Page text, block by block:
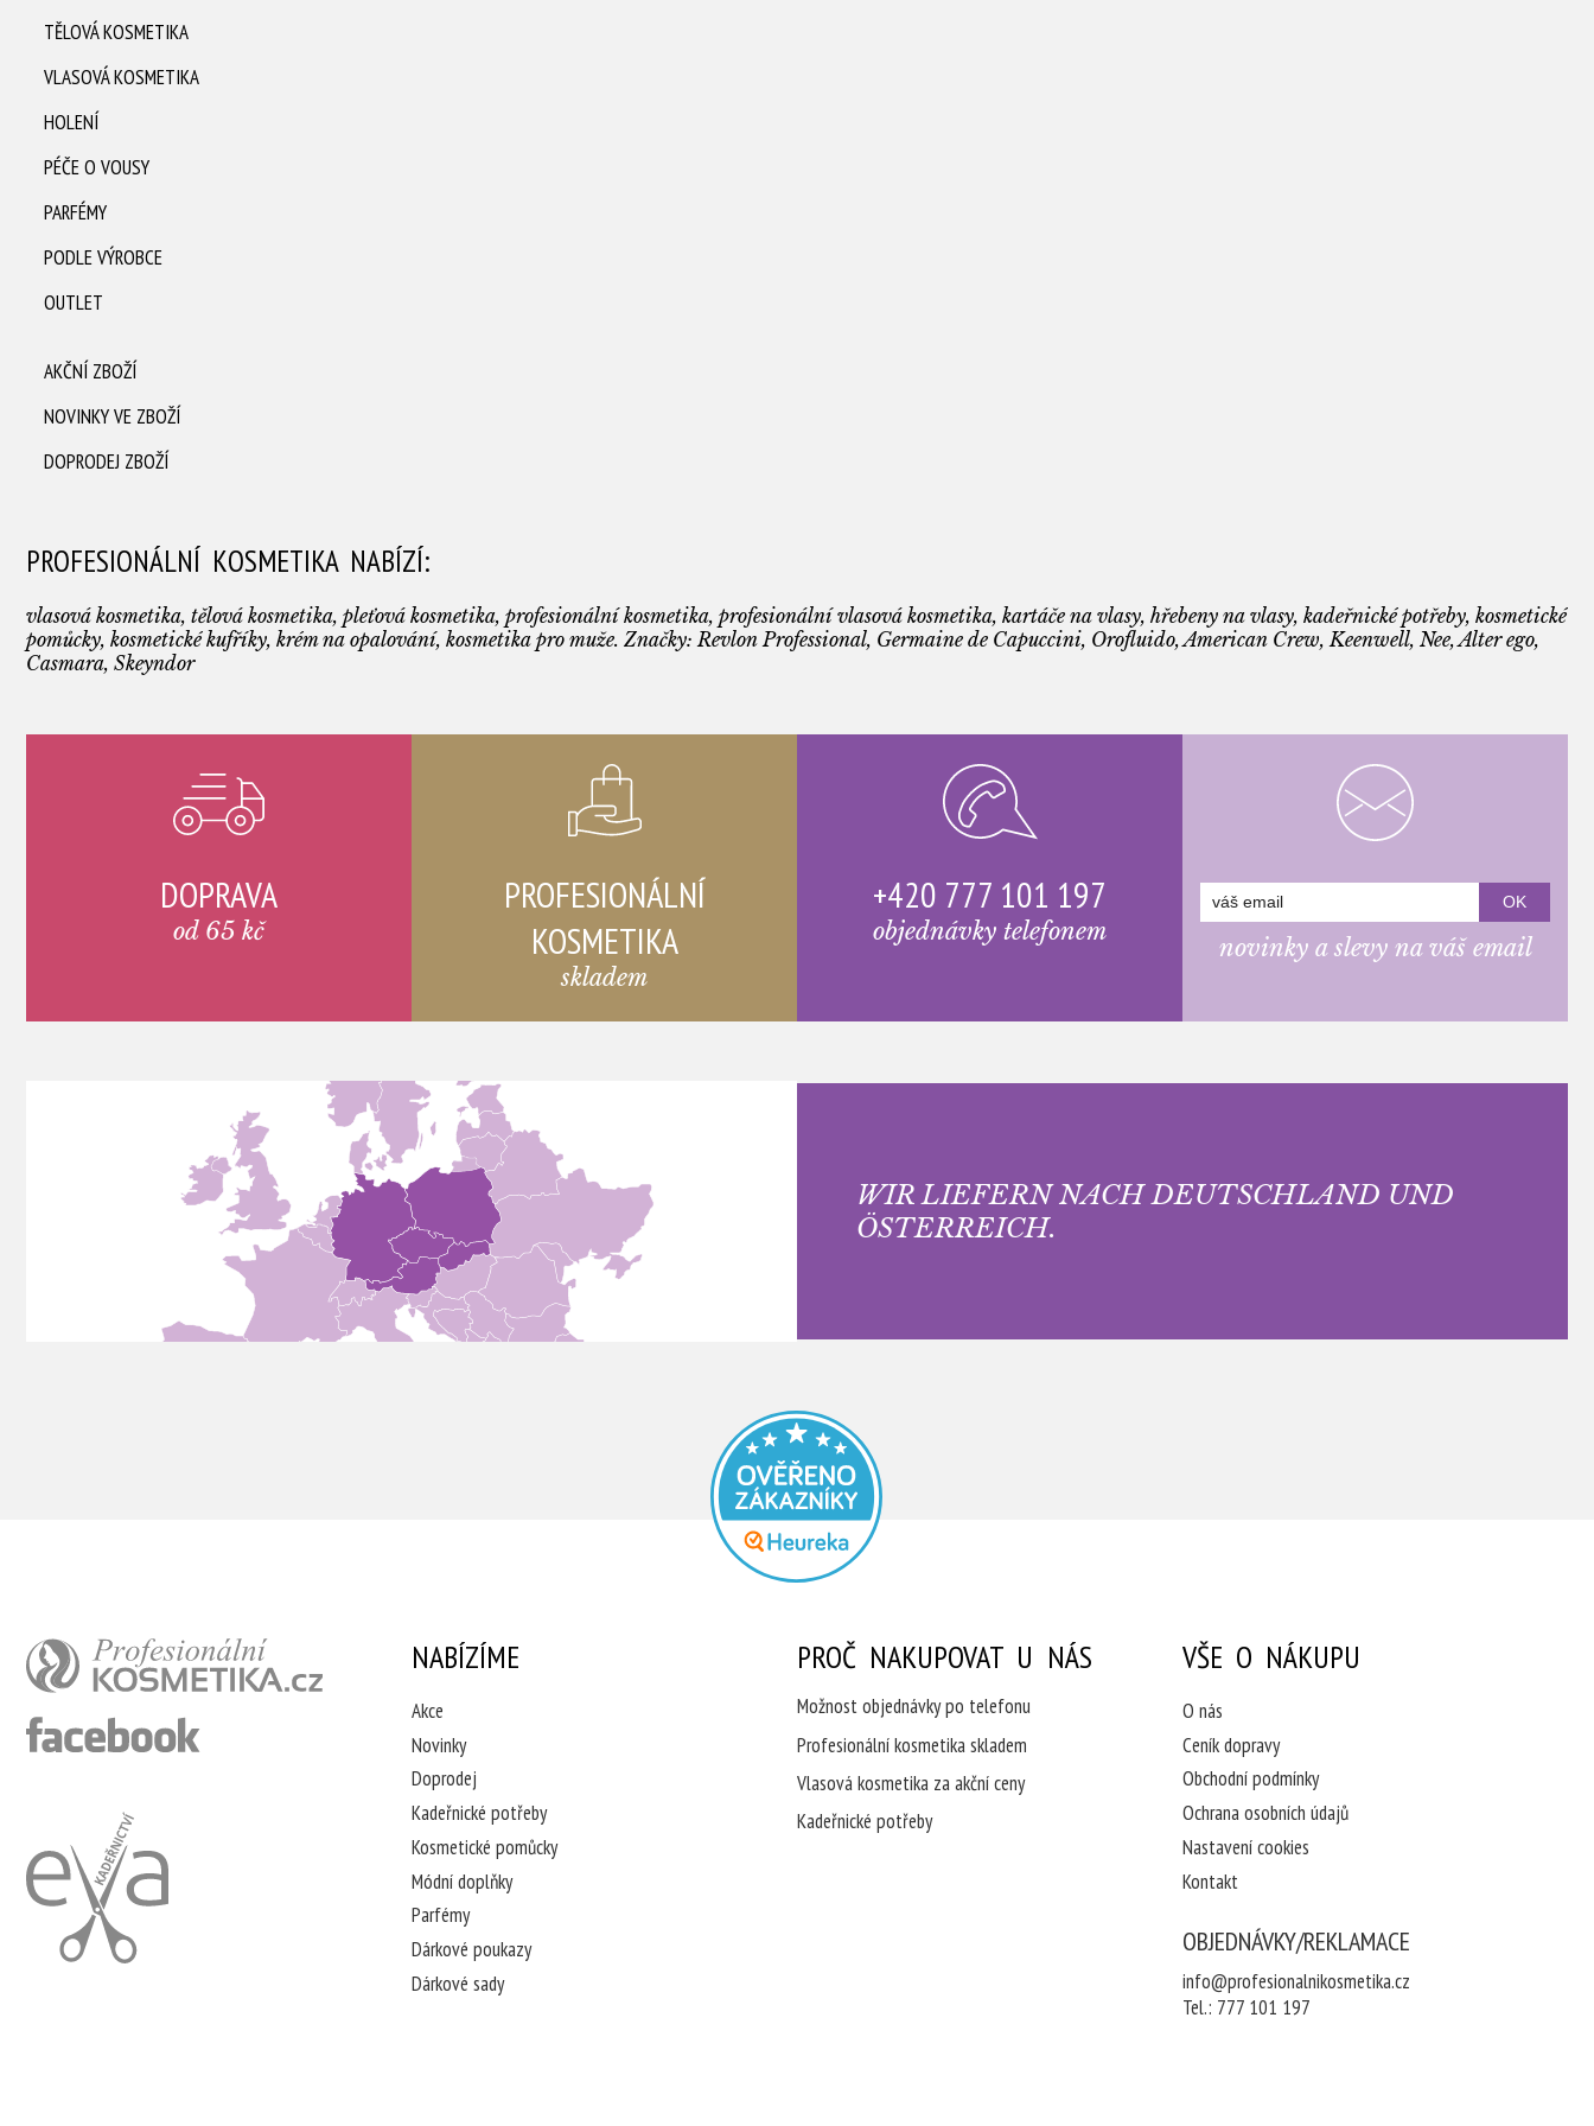
TĚLOVÁ KOSMETIKA
VLASOVÁ KOSMETIKA
HOLENÍ
PÉČE O VOUSY
PARFÉMY
PODLE VÝROBCE
OUTLET
AKČNÍ ZBOŽÍ
NOVINKY VE ZBOŽÍ
DOPRODEJ ZBOŽÍ
PROFESIONÁLNÍ KOSMETIKA NABÍZÍ:
vlasová kosmetika, tělová kosmetika, pleťová kosmetika, profesionální kosmetika, profesionální vlasová kosmetika, kartáče na vlasy, hřebeny na vlasy, kadeřnické potřeby, kosmetické
pomůcky, kosmetické kufříky, krém na opalování, kosmetika pro muže. Značky: Revlon Professional, Germaine de Capuccini, Orofluido, American Crew, Keenwell, Nee, Alter ego,
Casmara, Skeyndor
DOPRAVA
od 65 kč
PROFESIONÁLNÍ
KOSMETIKA
skladem
+420 777 101 197
objednávky telefonem
novinky a slevy na váš email
WIR LIEFERN NACH DEUTSCHLAND UND
ÖSTERREICH.
NABÍZÍME
Akce
Novinky
Doprodej
Kadeřnické potřeby
Kosmetické pomůcky
Módní doplňky
Parfémy
Dárkové poukazy
Dárkové sady
PROČ NAKUPOVAT U NÁS
Možnost objednávky po telefonu
Profesionální kosmetika skladem
Vlasová kosmetika za akční ceny
Kadeřnické potřeby
VŠE O NÁKUPU
O nás
Ceník dopravy
Obchodní podmínky
Ochrana osobních údajů
Nastavení cookies
Kontakt
OBJEDNÁVKY/REKLAMACE
info@profesionalnikosmetika.cz
Tel.: 777 101 197